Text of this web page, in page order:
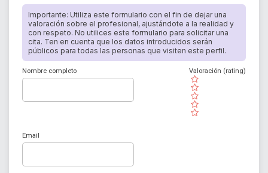
Importante: Utiliza este formulario con el fin de dejar una
valoración sobre el profesional, ajustándote a la realidad y
con respeto. No utilices este formulario para solicitar una
cita. Ten en cuenta que los datos introducidos serán
públicos para todas las personas que visiten este perfil.
Nombre completo
( )
( )
( )
( )
( )
Valoración (rating)
Email